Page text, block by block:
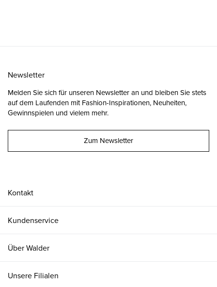
Kontakt
Kundenservice
Über Walder
Unsere Filialen
Newsletter
Melden Sie sich für unseren Newsletter an und bleiben Sie stets
auf dem Laufenden mit Fashion-Inspirationen, Neuheiten,
Gewinnspielen und vielem mehr.
Zum Newsletter